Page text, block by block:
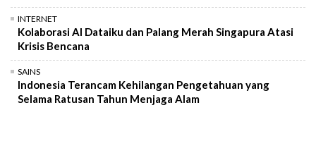
INTERNET
Kolaborasi AI Dataiku dan Palang Merah Singapura Atasi
Krisis Bencana
SAINS
Indonesia Terancam Kehilangan Pengetahuan yang
Selama Ratusan Tahun Menjaga Alam